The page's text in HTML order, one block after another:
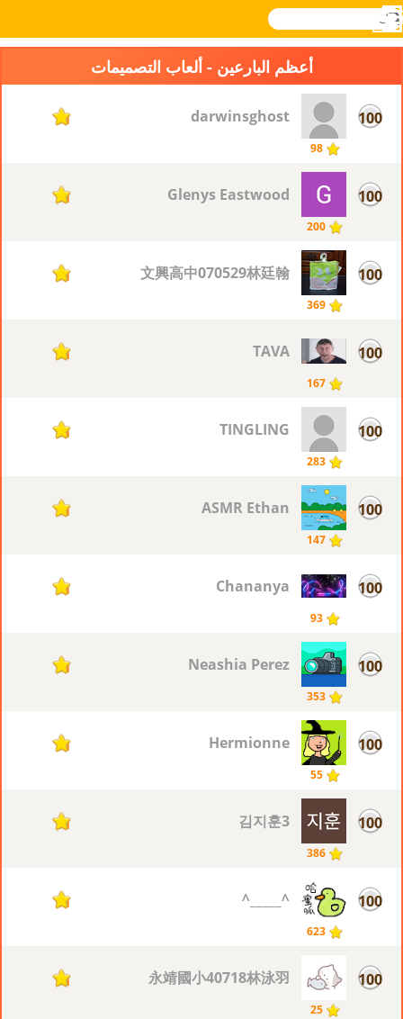
Novel
بحث
تسجيل
القائمة
أعظم البارعين - ألعاب التصميمات
100
98
darwinsghost
11
100
200
Glenys Eastwood
11
100
369
文興高中070529林廷翰
11
100
167
TAVA
11
100
283
TINGLING
11
100
147
ASMR Ethan
11
100
93
Chananya
11
100
353
Neashia Perez
11
100
55
Hermionne
11
100
386
김지훈3
11
100
623
^_____^
11
100
25
永靖國小40718林泳羽
11